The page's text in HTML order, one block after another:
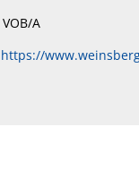
A
https://